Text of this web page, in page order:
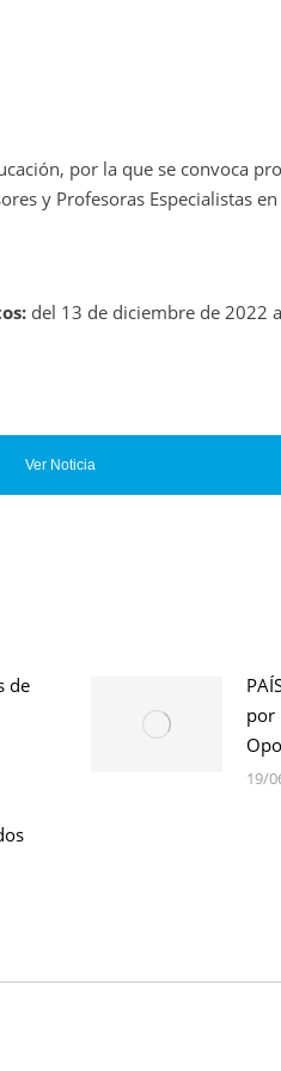
por la que se convoca
y Profesoras Especialistas
del 13 de diciembre de 2022
Ver Noticia
de
por
19/